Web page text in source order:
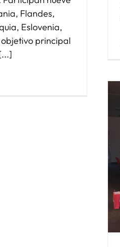
Flandes,
Eslovenia,
objetivo principal